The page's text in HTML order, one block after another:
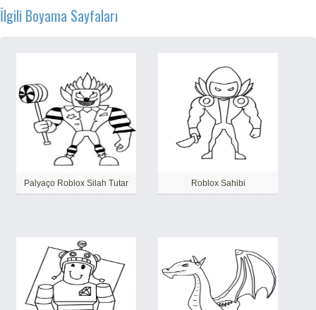
İlgili Boyama Sayfaları
Palyaço Roblox Silah Tutar Roblox Sahibi